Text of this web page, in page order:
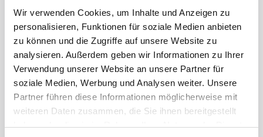
Wir verwenden Cookies, um Inhalte und Anzeigen zu
personalisieren, Funktionen für soziale Medien anbieten
zu können und die Zugriffe auf unsere Website zu
analysieren. Außerdem geben wir Informationen zu Ihrer
Verwendung unserer Website an unsere Partner für
soziale Medien, Werbung und Analysen weiter. Unsere
Partner führen diese Informationen möglicherweise mit
weiteren Daten zusammen, die Sie ihnen bereitgestellt
haben oder die sie im Rahmen Ihrer Nutzung der Dienste
24 Std. 7T 1M 3M 1J 5J